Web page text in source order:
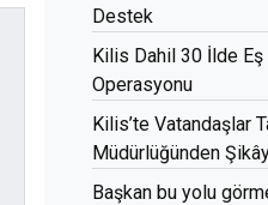
Destek
Kilis Dahil 30 İlde Eş
Operasyonu
Kilis’te Vatandaşlar
Müdürlüğünden
Başkan bu yolu